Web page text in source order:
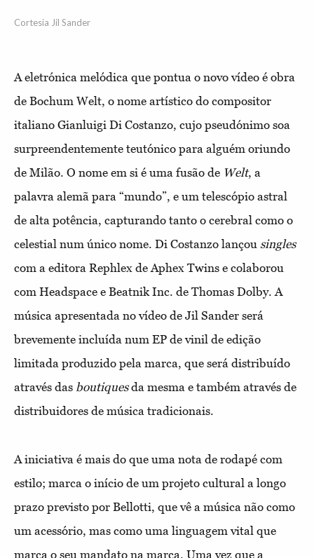
Cortesia Jil Sander
A eletrónica melódica que pontua o novo vídeo é obra
de Bochum Welt, o nome artístico do compositor
italiano Gianluigi Di Costanzo, cujo pseudónimo soa
surpreendentemente teutónico para alguém oriundo
de Milão. O nome em si é uma fusão de Welt, a
palavra alemã para “mundo”, e um telescópio astral
de alta potência, capturando tanto o cerebral como o
celestial num único nome. Di Costanzo lançou singles
com a editora Rephlex de Aphex Twins e colaborou
com Headspace e Beatnik Inc. de Thomas Dolby. A
música apresentada no vídeo de Jil Sander será
brevemente incluída num EP de vinil de edição
limitada produzido pela marca, que será distribuído
através das boutiquesda mesma e também através de
distribuidores de música tradicionais.
A iniciativa é mais do que uma nota de rodapé com
estilo; marca o início de um projeto cultural a longo
prazo previsto por Bellotti, que vê a música não como
um acessório, mas como uma linguagem vital que
marca o seu mandato na marca. Uma vez que a